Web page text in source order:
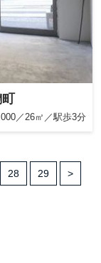
／26㎡／駅歩3分
28 29 >